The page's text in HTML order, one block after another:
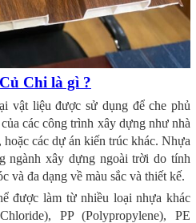
Chi là gì ?
vật liệu được sử dụng để che phủ
các công trình xây dựng như nhà
các dự án kiến trúc khác. Nhựa
ngành xây dựng ngoài trời do tính
và đa dạng về màu sắc và thiết kế.
được làm từ nhiều loại nhựa khác
PP (Polypropylene), PE